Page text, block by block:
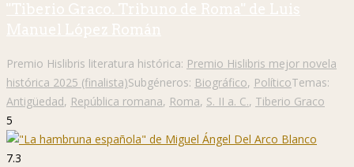
"Tiberio Graco. Tribuno de Roma" de Luis
Manuel López Román
Premio Hislibris literatura histórica: Premio Hislibris mejor novela
histórica 2025 (finalista)Subgéneros: Biográfico, PolíticoTemas:
Antigüedad, República romana, Roma, S. II a. C., Tiberio Graco
5
7.3